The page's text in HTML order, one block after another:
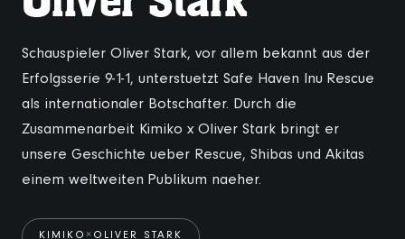
Schauspieler Oliver Stark, vor allem bekannt aus der
Erfolgsserie 9-1-1, unterstuetzt Safe Haven Inu Rescue
als internationaler Botschafter. Durch die
Zusammenarbeit Kimiko x Oliver Stark bringt er
unsere Geschichte ueber Rescue, Shibas und Akitas
einem weltweiten Publikum naeher.
KIMIKO × OLIVER STARK